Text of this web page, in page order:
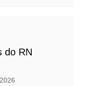
do RN